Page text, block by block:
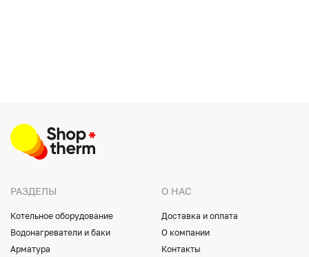
РАЗДЕЛЫ
Котельное оборудование
Водонагреватели и баки
Арматура
О НАС
Доставка и оплата
О компании
Контакты